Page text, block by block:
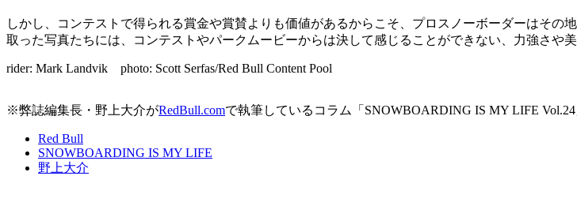
しかし、コンテストで得られる賞金や賞賛よりも価値があるからこそ、プロスノーボーダーはそ
取った写真たちには、コンテストやパークムービーからは決して感じることができない、力強さや
rider: Mark Landvik photo: Scott Serfas/Red Bull Content Pool
※弊誌編集長・野上大介がRedBull.comで執筆しているコラム「SNOWBOARDING IS MY LIFE
Red Bull
SNOWBOARDING IS MY LIFE
野上大介